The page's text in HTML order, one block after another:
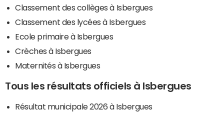
Classement des collèges à Isbergues
Classement des lycées à Isbergues
Ecole primaire à Isbergues
Crèches à Isbergues
Maternités à Isbergues
Tous les résultats officiels à Isbergues
Résultat municipale 2026 à Isbergues